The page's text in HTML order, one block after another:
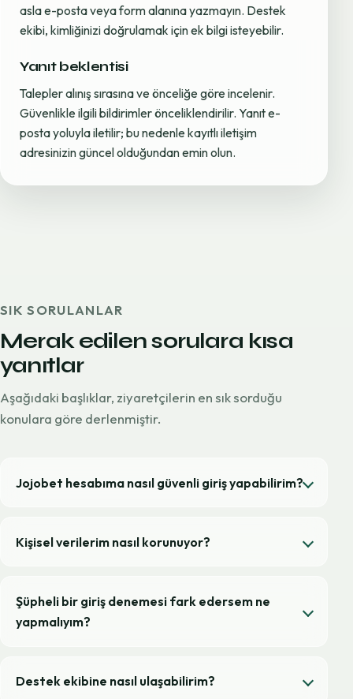
asla e-posta veya form alanına yazmayın. Destek
ekibi, kimliğinizi doğrulamak için ek bilgi isteyebilir.
Yanıt beklentisi
Talepler alınış sırasına ve önceliğe göre incelenir.
Güvenlikle ilgili bildirimler önceliklendirilir. Yanıt e-
posta yoluyla iletilir; bu nedenle kayıtlı iletişim
adresinizin güncel olduğundan emin olun.
SIK SORULANLAR
Merak edilen sorulara kısa
yanıtlar
Aşağıdaki başlıklar, ziyaretçilerin en sık sorduğu
konulara göre derlenmiştir.
Jojobet hesabıma nasıl güvenli giriş yapabilirim?
Kişisel verilerim nasıl korunuyor?
Şüpheli bir giriş denemesi fark edersem ne
yapmalıyım?
Destek ekibine nasıl ulaşabilirim?